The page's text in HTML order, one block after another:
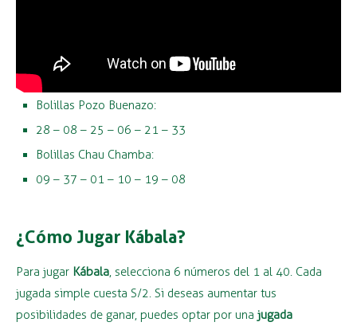
Bolillas Pozo Buenazo:
28 – 08 – 25 – 06 – 21 – 33
Bolillas Chau Chamba:
09 – 37 – 01 – 10 – 19 – 08
¿Cómo Jugar Kábala?
Para jugar Kábala, selecciona 6 números del 1 al 40. Cada
jugada simple cuesta S/2. Si deseas aumentar tus
posibilidades de ganar, puedes optar por una jugada